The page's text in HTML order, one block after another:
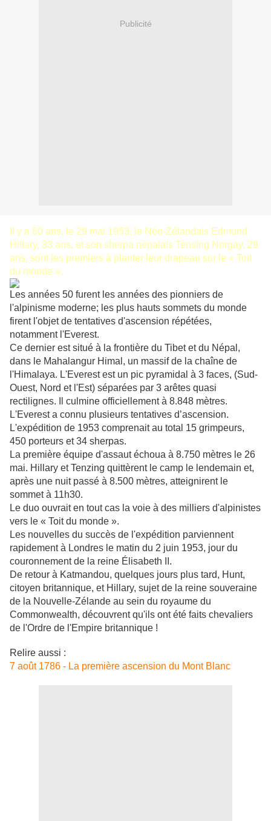
Publicité
Il y a 60 ans, le 29 mai 1953, le Néo-Zélandais Edmund
Hillary, 33 ans, et son sherpa népalais Tensing Norgay, 29
ans, sont les premiers à planter leur drapeau sur le « Toit
du monde ».
Les années 50 furent les années des pionniers de
l'alpinisme moderne; les plus hauts sommets du monde
firent l'objet de tentatives d'ascension répétées,
notamment l'Everest.
Ce dernier est situé à la frontière du Tibet et du Népal,
dans le Mahalangur Himal, un massif de la chaîne de
l'Himalaya. L'Everest est un pic pyramidal à 3 faces, (Sud-
Ouest, Nord et l'Est) séparées par 3 arêtes quasi
rectilignes. Il culmine officiellement à 8.848 mètres.
L'Everest a connu plusieurs tentatives d’ascension.
L'expédition de 1953 comprenait au total 15 grimpeurs,
450 porteurs et 34 sherpas.
La première équipe d'assaut échoua à 8.750 mètres le 26
mai. Hillary et Tenzing quittèrent le camp le lendemain et,
après une nuit passé à 8.500 mètres, atteignirent le
sommet à 11h30.
Le duo ouvrait en tout cas la voie à des milliers d'alpinistes
vers le « Toit du monde ».
Les nouvelles du succès de l'expédition parviennent
rapidement à Londres le matin du 2 juin 1953, jour du
couronnement de la reine Élisabeth II.
De retour à Katmandou, quelques jours plus tard, Hunt,
citoyen britannique, et Hillary, sujet de la reine souveraine
de la Nouvelle-Zélande au sein du royaume du
Commonwealth, découvrent qu'ils ont été faits chevaliers
de l'Ordre de l'Empire britannique !
Relire aussi :
7 août 1786 - La première ascension du Mont Blanc